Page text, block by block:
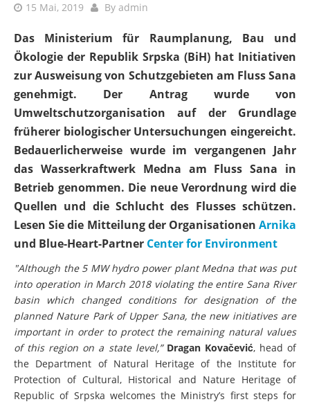
15 Mai, 2019 By admin
Das Ministerium für Raumplanung, Bau und
Ökologie der Republik Srpska (BiH) hat Initiativen
zur Ausweisung von Schutzgebieten am Fluss Sana
genehmigt. Der Antrag wurde von
Umweltschutzorganisation auf der Grundlage
früherer biologischer Untersuchungen eingereicht.
Bedauerlicherweise wurde im vergangenen Jahr
das Wasserkraftwerk Medna am Fluss Sana in
Betrieb genommen. Die neue Verordnung wird die
Quellen und die Schlucht des Flusses schützen.
Lesen Sie die Mitteilung der Organisationen Arnika
und Blue-Heart-Partner Center for Environment
"Although the 5 MW hydro power plant Medna that was put
into operation in March 2018 violating the entire Sana River
basin which changed conditions for designation of the
planned Nature Park of Upper Sana, the new initiatives are
important in order to protect the remaining natural values
of this region on a state level,” Dragan Kovačević, head of
the Department of Natural Heritage of the Institute for
Protection of Cultural, Historical and Nature Heritage of
Republic of Srpska welcomes the Ministry’s first steps for